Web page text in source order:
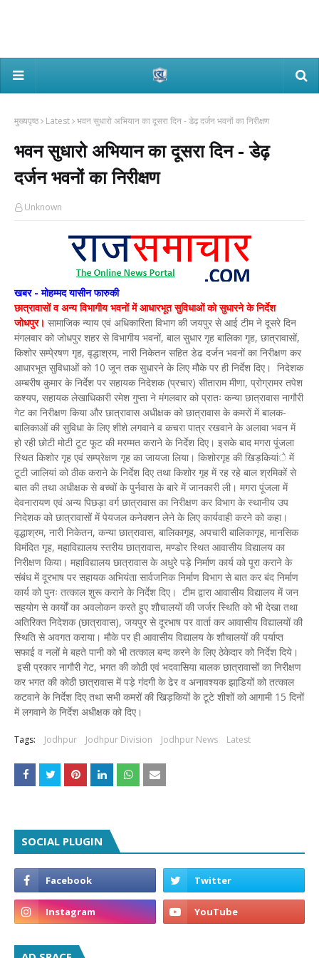
मुख्यपृष्ठ Latest भवन सुधारो अभियान का दूसरा दिन - डेढ़ दर्जन भवनों का निरीक्षण
भवन सुधारो अभियान का दूसरा दिन - डेढ़
दर्जन भवनों का निरीक्षण
Unknown
खबर - मोहम्मद यासीन फारुकी
छात्रावासों व अन्य विभागीय भवनों में आधारभूत सुविधाओं को सुधारने के निर्देश
जोधपुर। सामाजिक न्याय एवं अधिकारिता विभाग की जयपुर से आई टीम ने दूसरे दिन
मंगलवार को जोधपुर शहर से विभागीय भवनों, बाल सुधार गृह बालिका गृह, छात्रावासों,
किशोर सम्पे्रषण गृह, वृद्धाश्रम, नारी निकेतन सहित डेढ दर्जन भवनों का निरीक्षण कर
आधारभूत सुविधाओं को 10 जून तक सुधारने के लिए मौके पर ही निर्देश दिए। निदेशक
अम्बरीष कुमार के निर्देश पर सहायक निदेशक (प्रचार) सीताराम मीणा, प्रोग्रामर तपेश
कश्यप, सहायक लेखाधिकारी रमेश गुप्ता ने मंगलवार को प्रातः कन्या छात्रावास नागौरी
गेट का निरीक्षण किया और छात्रावास अधीक्षक को छात्रावास के कमरों में बालक-
बालिकाओं की सुविधा के लिए शीशे लगवाने व कचरा पात्र रखवाने के अलावा भवन में
हो रही छोटी मोटी टूट फूट की मरम्मत कराने के निर्देश दिए। इसके बाद मगरा पूंजला
स्थित किशोर गृह एवं सम्प्रेक्षण गृह का जायजा लिया। किशोरगृह की खिड़कियांे में
टूटी जालियां को ठीक कराने के निर्देश दिए तथा किशोर गृह में रह रहे बाल श्रमिकों से
बात की तथा अधीक्षक से बच्चों के पुर्नवास के बारे में जानकारी ली। मगरा पूंजला में
देवनारायण एवं अन्य पिछड़ा वर्ग छात्रावास का निरीक्षण कर विभाग के स्थानीय उप
निदेशक को छात्रावासों में पेयजल कनेक्शन लेने के लिए कार्यवाही करने को कहा।
वृद्धाश्रम, नारी निकेतन, कन्या छात्रावास, बालिकागृह, अपचारी बालिकागृह, मानसिक
विमंदित गृह, महाविद्यालय स्तरीय छात्रावास, मण्डोर स्थित आवासीय विद्यालय का
निरीक्षण किया। महाविद्यालय छात्रावास के अधुरे पड़े निर्माण कार्य को पूरा कराने के
संबंध में दूरभाष पर सहायक अभियंता सार्वजनिक निर्माण विभाग से बात कर बंद निर्माण
कार्य को पुनः तत्काल शुरू कराने के निर्देश दिए। टीम द्वारा आवासीय विद्यालय में जन
सहयोग से कार्यों का अवलोकन करते हुए शौचालयों की जर्जर स्थिति को भी देखा तथा
अतिरिक्त निदेशक (छात्रावास), जयपुर से दूरभाष पर वार्ता कर आवासीय विद्यालयों की
स्थिति से अवगत कराया। मौके पर ही आवासीय विद्यालय के शौचालयों की पर्याप्त
सफाई व नलों मे बहते पानी को भी तत्काल बन्द करने के लिए ठेकेदार को निर्देश दिये।
इसी प्रकार नागौरी गेट, भगत की कोठी एवं भदवासिया बालक छात्रावासों का निरीक्षण
कर भगत की कोठी छात्रावास में पड़े गंदगी के ढेर व अनावश्यक झाडि़यों को तत्काल
कटवाने के निर्देश दिए तथा सभी कमरों की खिड़कियों के टूटे शीशों को आगामी 15 दिनों
में लगवाने के निर्देश अधीक्षक को दिए।
Tags: Jodhpur Jodhpur Division Jodhpur News Latest
SOCIAL PLUGIN